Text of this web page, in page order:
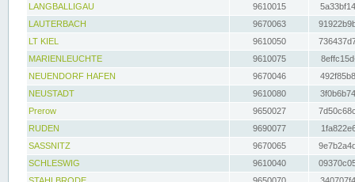
LANGBALLIGAU
9610015
LAUTERBACH
9670063
LT KIEL
9610050
MARIENLEUCHTE
9610075
NEUENDORF HAFEN
9670046
NEUSTADT
9610080
Prerow
9650027
RUDEN
9690077
SASSNITZ
9670065
SCHLESWIG
9610040